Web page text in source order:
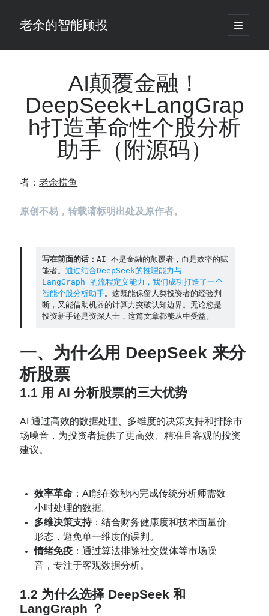
老余的智能顾投
open
primary
Sidebar
最新发表 ：
仓位大小背后的数学：为什么胜率40%的策略，能比胜率60%的更赚钱
大多数突破交易倒在“收缩阶段”，而这个EA等的是“扩张确认”（附完整源
我拿Reddit上高赞的趋势策略，认真跑了一遍回测（附代码）
普通人的5个常见投资错误，可能让你多干12年才能退休
涨了怕踏空、跌了怕深套？这个模型把NVDA两次恐慌底都抓住了（附
源代码）
Contact：
网站备案号：鄂ICP备2024064768号
AI颠覆金融！
DeepSeek+LangGrap
h打造革命性个股分析
助手（附源码）
者：老余捞鱼
原创不易，转载请标明出处及原作者。
写在前面的话： AI 不是金融的颠覆者，而是效率的赋
能者。 通过结合DeepSeek的推理能力与
LangGraph 的流程定义能力，我们成功打造了一个
智能个股分析助手。这既能保留人类投资者的经验判
断，又能借助机器的计算力突破认知边界。无论您是
投资新手还是资深人士，这篇文章都能从中受益。
一、为什么用 DeepSeek 来分
析股票
1.1 用 AI 分析股票的三大优势
AI 通过高效的数据处理、多维度的决策支持和排除市
场噪音，为投资者提供了更高效、精准且客观的投资
建议。
效率革命 ：AI能在数秒内完成传统分析师需数
小时处理的数据。
多维决策支持：结合财务健康度和技术面量价
形态，避免单一维度的误判。
情绪免疫 ：通过算法排除社交媒体等市场噪
音，专注于客观数据分析。
1.2 为什么选择 DeepSeek 和
LangGraph ？